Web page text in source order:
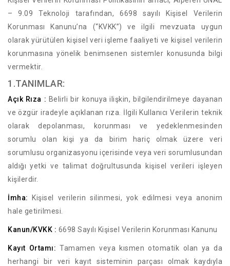
– 9.09 Teknoloji tarafından, 6698 sayılı Kişisel Verilerin
Korunması Kanunu’na (“KVKK”) ve ilgili mevzuata uygun
olarak yürütülen kişisel veri işleme faaliyeti ve kişisel verilerin
korunmasına yönelik benimsenen sistemler konusunda bilgi
vermektir.
1.TANIMLAR:
Açık Rıza : Belirli bir konuya ilişkin, bilgilendirilmeye dayanan
ve özgür iradeyle açıklanan rıza. İlgili Kullanıcı Verilerin teknik
olarak depolanması, korunması ve yedeklenmesinden
sorumlu olan kişi ya da birim hariç olmak üzere veri
sorumlusu organizasyonu içerisinde veya veri sorumlusundan
aldığı yetki ve talimat doğrultusunda kişisel verileri işleyen
kişilerdir.
İmha:
Kişisel verilerin silinmesi, yok edilmesi veya anonim
hale getirilmesi.
Kanun/KVKK : 6698 Sayılı Kişisel Verilerin Korunması Kanunu
Kayıt Ortamı: Tamamen veya kısmen otomatik olan ya da
herhangi bir veri kayıt sisteminin parçası olmak kaydıyla